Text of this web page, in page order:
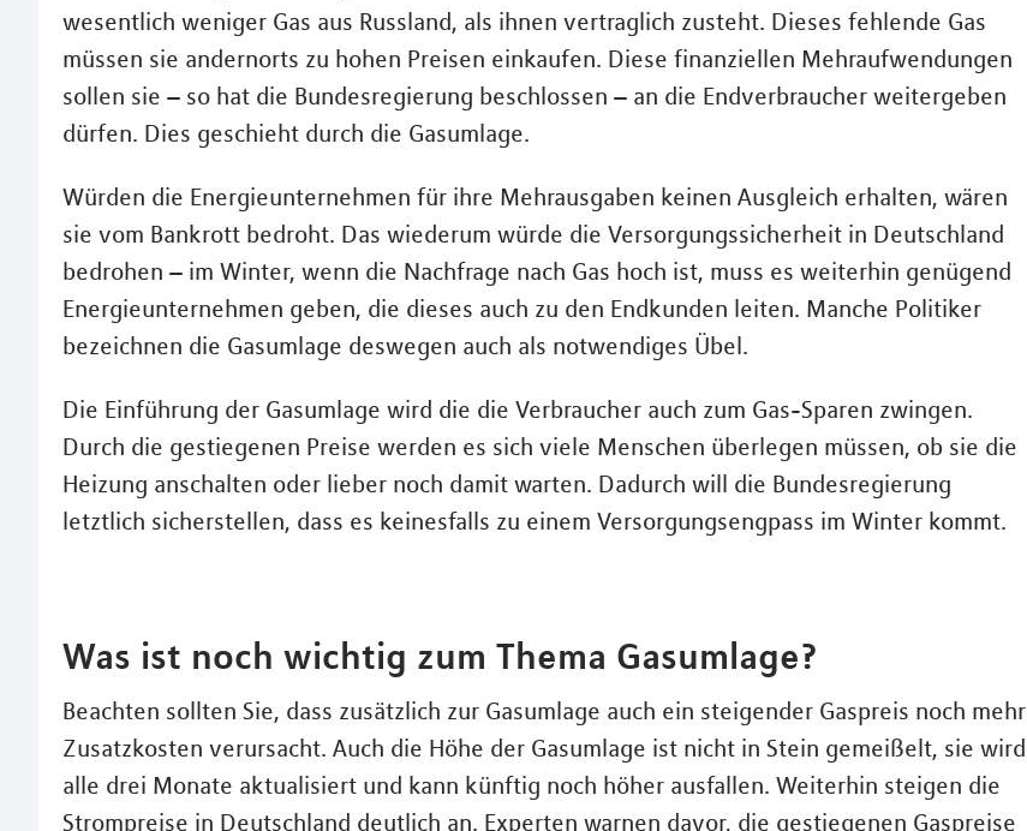
wesentlich weniger Gas aus Russland, als ihnen vertraglich zusteht. Dieses fehlende Gas
müssen sie andernorts zu hohen Preisen einkaufen. Diese finanziellen Mehraufwendungen
sollen sie – so hat die Bundesregierung beschlossen – an die Endverbraucher weitergeben
dürfen. Dies geschieht durch die Gasumlage.
Würden die Energieunternehmen für ihre Mehrausgaben keinen Ausgleich erhalten, wären
sie vom Bankrott bedroht. Das wiederum würde die Versorgungssicherheit in Deutschland
bedrohen – im Winter, wenn die Nachfrage nach Gas hoch ist, muss es weiterhin genügend
Energieunternehmen geben, die dieses auch zu den Endkunden leiten. Manche Politiker
bezeichnen die Gasumlage deswegen auch als notwendiges Übel.
Die Einführung der Gasumlage wird die die Verbraucher auch zum Gas-Sparen zwingen.
Durch die gestiegenen Preise werden es sich viele Menschen überlegen müssen, ob sie die
Heizung anschalten oder lieber noch damit warten. Dadurch will die Bundesregierung
letztlich sicherstellen, dass es keinesfalls zu einem Versorgungsengpass im Winter kommt.
Was ist noch wichtig zum Thema Gasumlage?
Beachten sollten Sie, dass zusätzlich zur Gasumlage auch ein steigender Gaspreis noch mehr
Zusatzkosten verursacht. Auch die Höhe der Gasumlage ist nicht in Stein gemeißelt, sie wird
alle drei Monate aktualisiert und kann künftig noch höher ausfallen. Weiterhin steigen die
Strompreise in Deutschland deutlich an. Experten warnen davor, die gestiegenen Gaspreise